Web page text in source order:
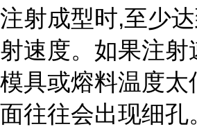
注射成型时,至少
射速度。如果注射
模具或熔料温度太
面往往会出现细孔